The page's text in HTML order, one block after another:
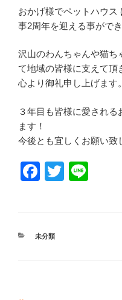
おかげ様でペットハウス
事2周年を迎える事ができ
沢山のわんちゃんや猫ち
て地域の皆様に支えて頂
心より御礼申し上げます。
３年目も皆様に愛される
ます！
今後とも宜しくお願い致
F
e
T
カ
未分類
投